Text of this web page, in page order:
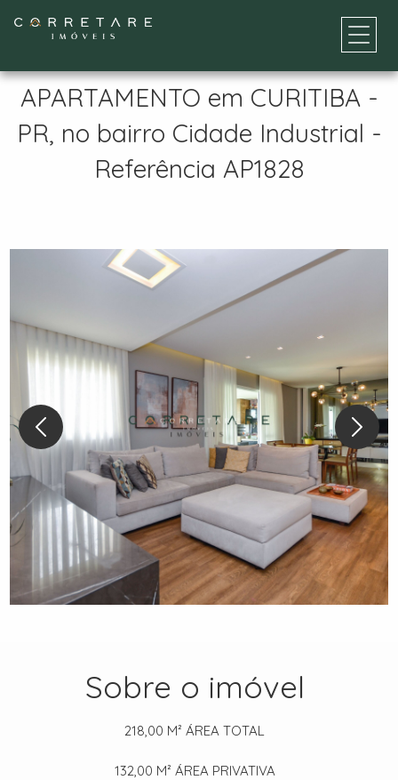
APARTAMENTO em CURITIBA -
PR, no bairro Cidade Industrial -
Referência AP1828
Sobre o imóvel
218,00 M² ÁREA TOTAL
132,00 M² ÁREA PRIVATIVA